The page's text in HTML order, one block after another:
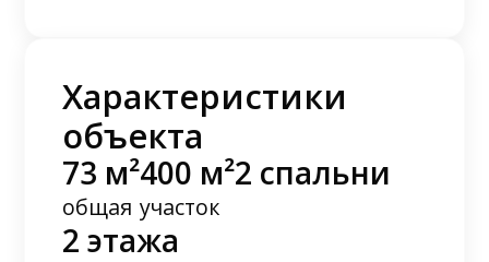
Характеристики
объекта
73 м²
общая
400 м²
участок
2 спальни
2 этажа